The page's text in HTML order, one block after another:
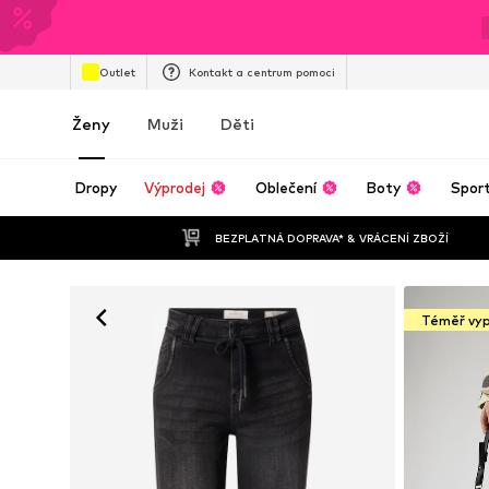
Outlet Kontakt a centrum pomoci
Ženy Muži Děti
Dropy Výprodej Oblečení Boty Sport
BEZPLATNÁ DOPRAVA* & VRÁCENÍ ZBOŽÍ
Téměř